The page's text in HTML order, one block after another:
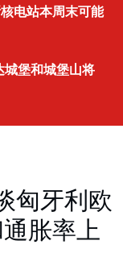
电站本周末可能
城堡和城堡山将
匈牙利欧
胀率上